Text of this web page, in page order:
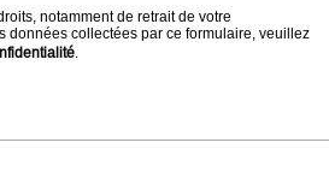
notamment de retrait de votre
données collectées par ce formulaire, veuillez
.